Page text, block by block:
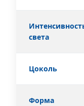
света
Цоколь
Форма